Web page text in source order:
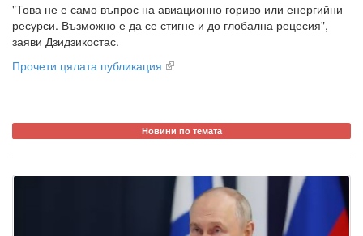
"Това не е само въпрос на авиационно гориво или енергийни
ресурси. Възможно е да се стигне и до глобална рецесия",
заяви Дзидзикостас.
Прочети цялата публикация
Новини по темата